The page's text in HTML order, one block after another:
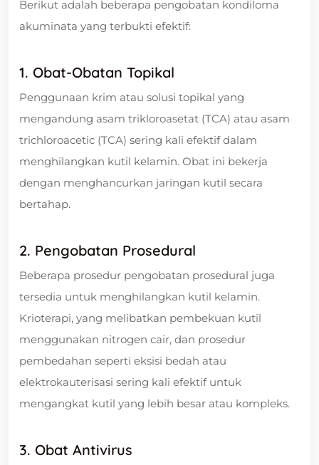
Berikut adalah beberapa pengobatan kondiloma
akuminata yang terbukti efektif:
1. Obat-Obatan Topikal
Penggunaan krim atau solusi topikal yang
mengandung asam trikloroasetat (TCA) atau asam
trichloroacetic (TCA) sering kali efektif dalam
menghilangkan kutil kelamin. Obat ini bekerja
dengan menghancurkan jaringan kutil secara
bertahap.
2. Pengobatan Prosedural
Beberapa prosedur pengobatan prosedural juga
tersedia untuk menghilangkan kutil kelamin.
Krioterapi, yang melibatkan pembekuan kutil
menggunakan nitrogen cair, dan prosedur
pembedahan seperti eksisi bedah atau
elektrokauterisasi sering kali efektif untuk
mengangkat kutil yang lebih besar atau kompleks.
3. Obat Antivirus